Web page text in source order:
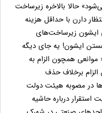
حالا بالاخره زیرساخت
دارن با حداقل هزینه
ایشون زیرساخت‌های
ایشون! یه جای دیگه
همچون الزام به
برخلاف حذف
در مصوبه هیئت دولت
درباره حاشیه